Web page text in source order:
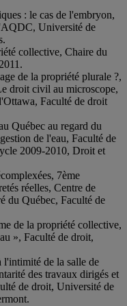
: le cas de l'embryon,
Université de
collective, Chaire du
de la propriété plurale ?,
droit civil au microscope,
Faculté de droit
Québec au regard du
de l'eau, Faculté de
2009-2010, Droit et
7ème
réelles, Centre de
du Québec, Faculté de
de la propriété collective,
», Faculté de droit,
l'intimité de la salle de
des travaux dirigés et
de droit, Université de